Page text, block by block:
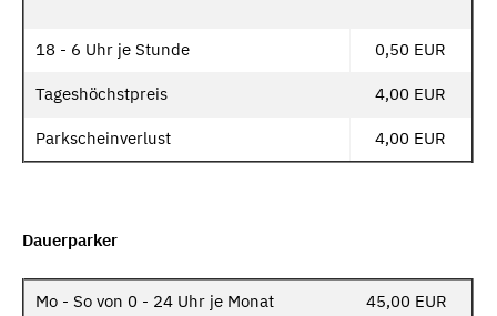
18 - 6 Uhr je Stunde 0,50 EUR
Tageshöchstpreis 4,00 EUR
Parkscheinverlust 4,00 EUR
Dauerparker
Mo - So von 0 - 24 Uhr je Monat 45,00 EUR